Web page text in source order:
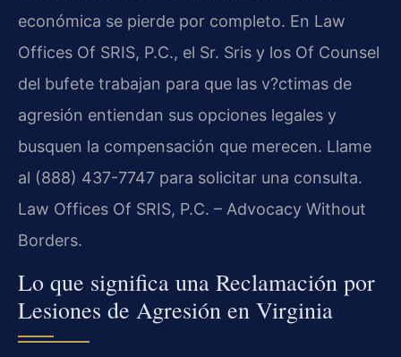
económica se pierde por completo. En Law
Offices Of SRIS, P.C., el Sr. Sris y los Of Counsel
del bufete trabajan para que las v?ctimas de
agresión entiendan sus opciones legales y
busquen la compensación que merecen. Llame
al (888) 437-7747 para solicitar una consulta.
Law Offices Of SRIS, P.C. – Advocacy Without
Borders.
Lo que significa una Reclamación por
Lesiones de Agresión en Virginia